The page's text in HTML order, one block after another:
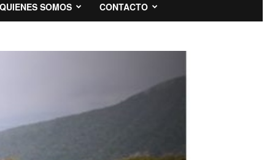
QUIENES SOMOS CONTACTO